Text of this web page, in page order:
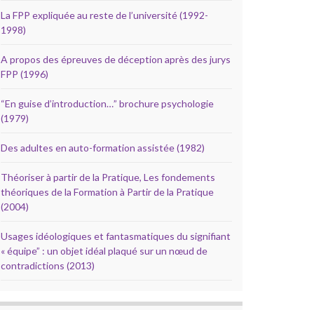
La FPP expliquée au reste de l’université (1992-
1998)
A propos des épreuves de déception après des jurys
FPP (1996)
“En guise d’introduction…” brochure psychologie
(1979)
Des adultes en auto-formation assistée (1982)
Théoriser à partir de la Pratique, Les fondements
théoriques de la Formation à Partir de la Pratique
(2004)
Usages idéologiques et fantasmatiques du signifiant
« équipe” : un objet idéal plaqué sur un nœud de
contradictions (2013)